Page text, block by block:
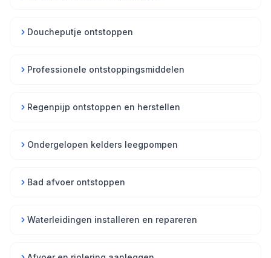
Doucheputje ontstoppen
Professionele ontstoppingsmiddelen
Regenpijp ontstoppen en herstellen
Ondergelopen kelders leegpompen
Bad afvoer ontstoppen
Waterleidingen installeren en repareren